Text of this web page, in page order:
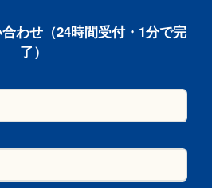
わせ（24時間受付・1分で完
了）